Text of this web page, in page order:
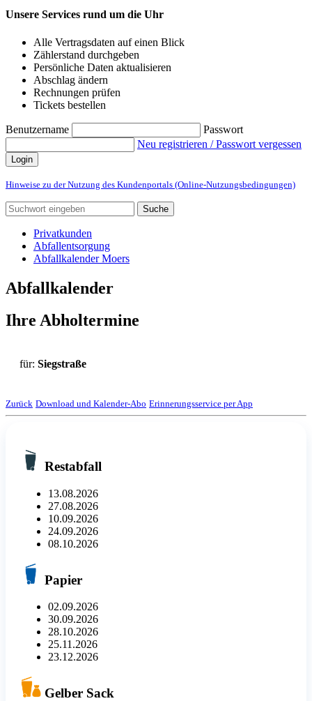
Unsere Services rund um die Uhr
Alle Vertragsdaten auf einen Blick
Zählerstand durchgeben
Persönliche Daten aktualisieren
Abschlag ändern
Rechnungen prüfen
Tickets bestellen
Benutzername
Passwort
Neu registrieren / Passwort vergessen
Login
Hinweise zu der Nutzung des Kundenportals (Online-Nutzungsbedingungen)
Suche
Privatkunden
Abfallentsorgung
Abfallkalender Moers
Abfallkalender
Ihre Abholtermine
für: Siegstraße
Zurück Download und Kalender-Abo Erinnerungsservice per App
Restabfall
13.08.2026
27.08.2026
10.09.2026
24.09.2026
08.10.2026
Papier
02.09.2026
30.09.2026
28.10.2026
25.11.2026
23.12.2026
Gelber Sack